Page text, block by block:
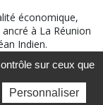
économique,
à La Réunion
Indien.
Notice légale
Politique de
-CGV-CGU
sur ceux que
Personnaliser